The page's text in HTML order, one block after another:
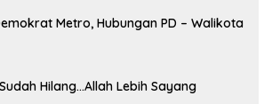
Metro, Hubungan PD – Walikota
Hilang…Allah Lebih Sayang